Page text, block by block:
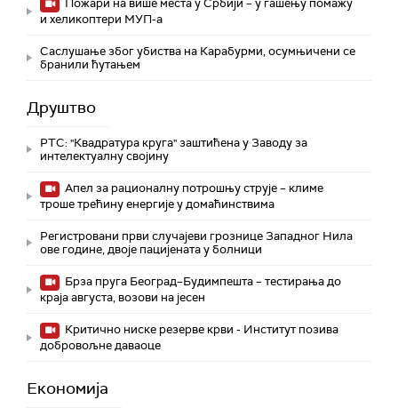
Пожари на више места у Србији – у гашењу помажу
и хеликоптери МУП-а
Саслушање због убиства на Карабурми, осумњичени се
бранили ћутањем
Друштво
РТС: "Квадратура круга" заштићена у Заводу за
интелектуалну својину
Апел за рационалну потрошњу струје – климе
троше трећину енергије у домаћинствима
Регистровани први случајеви грознице Западног Нила
ове године, двоје пацијената у болници
Брза пруга Београд–Будимпешта – тестирања до
краја августа, возови на јесен
Критично ниске резерве крви - Институт позива
добровољне даваоце
Економија